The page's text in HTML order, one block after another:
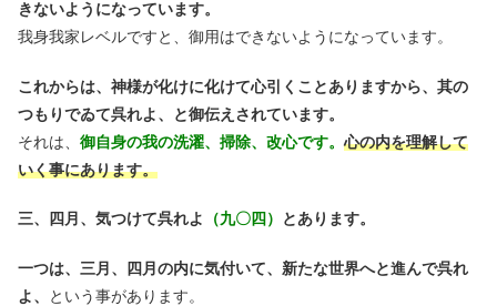
きないようになっています。
我身我家レベルですと、御用はできないようになっています。
これからは、神様が化けに化けて心引くことありますから、其の
つもりでゐて呉れよ、と御伝えされています。
それは、 御自身の我の洗濯、掃除、改心です。 心の内を理解して
いく事にあります。
三、四月、気つけて呉れよ （九〇四） とあります。
一つは、三月、四月の内に気付いて、新たな世界へと進んで呉れ
よ、
という事があります。